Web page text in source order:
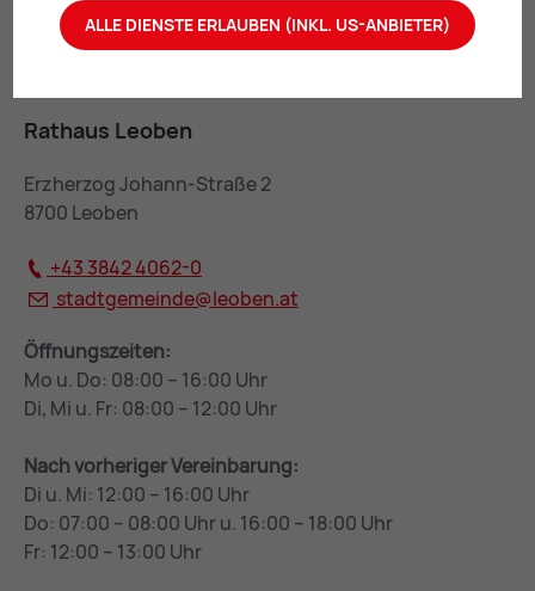
Rathaus Leoben
Erzherzog Johann-Straße 2
8700 Leoben
+43 3842 4062-0
stadtgemeinde@leoben.at
Öffnungszeiten:
Mo u. Do: 08:00 – 16:00 Uhr
Di, Mi u. Fr: 08:00 – 12:00 Uhr
Nach vorheriger Vereinbarung:
Di u. Mi: 12:00 – 16:00 Uhr
Do: 07:00 – 08:00 Uhr u. 16:00 – 18:00 Uhr
Fr: 12:00 – 13:00 Uhr
ALLE DIENSTE ERLAUBEN (INKL. US-ANBIETER)